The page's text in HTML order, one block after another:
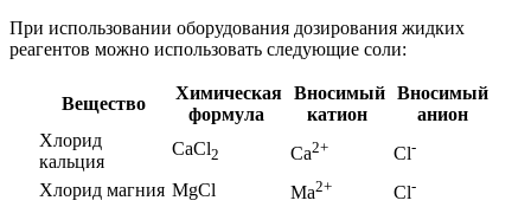
При использовании оборудования дозирования жидких
реагентов можно использовать следующие соли:
Вещество
Химическая
формула
Вносимый
катион
Вносимый
анион
Хлорид
кальция
CaCl2 Ca2+ Cl-
Хлорид магния MgCl Ma2+ Cl-